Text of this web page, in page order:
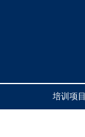
培训项目